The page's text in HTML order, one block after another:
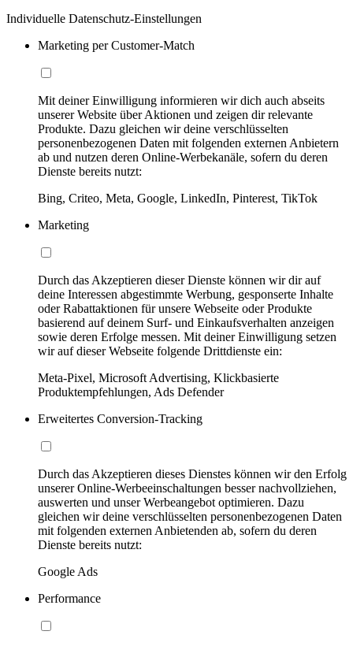
Individuelle Datenschutz-Einstellungen
Marketing per Customer-Match
Mit deiner Einwilligung informieren wir dich auch abseits
unserer Website über Aktionen und zeigen dir relevante
Produkte. Dazu gleichen wir deine verschlüsselten
personenbezogenen Daten mit folgenden externen Anbietern
ab und nutzen deren Online-Werbekanäle, sofern du deren
Dienste bereits nutzt:
Bing, Criteo, Meta, Google, LinkedIn, Pinterest, TikTok
Marketing
Durch das Akzeptieren dieser Dienste können wir dir auf
deine Interessen abgestimmte Werbung, gesponserte Inhalte
oder Rabattaktionen für unsere Webseite oder Produkte
basierend auf deinem Surf- und Einkaufsverhalten anzeigen
sowie deren Erfolge messen. Mit deiner Einwilligung setzen
wir auf dieser Webseite folgende Drittdienste ein:
Meta-Pixel, Microsoft Advertising, Klickbasierte
Produktempfehlungen, Ads Defender
Erweitertes Conversion-Tracking
Durch das Akzeptieren dieses Dienstes können wir den Erfolg
unserer Online-Werbeeinschaltungen besser nachvollziehen,
auswerten und unser Werbeangebot optimieren. Dazu
gleichen wir deine verschlüsselten personenbezogenen Daten
mit folgenden externen Anbietenden ab, sofern du deren
Dienste bereits nutzt:
Google Ads
Performance